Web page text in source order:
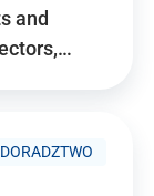
and
DORADZTWO